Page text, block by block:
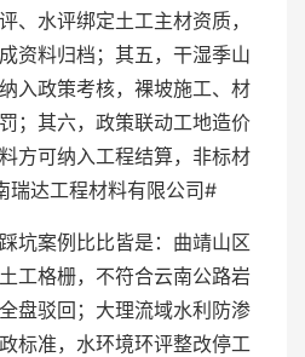
、水评绑定土工主材资质，
资料归档；其五，干湿季山
入政策考核，裸坡施工、材
；其六，政策联动工地造价
方可纳入工程结算，非标材
瑞达工程材料有限公司#
坑案例比比皆是：曲靖山区
工格栅，不符合云南公路岩
盘驳回；大理流域水利防渗
标准，水环境环评整改停工